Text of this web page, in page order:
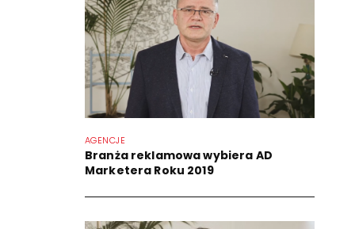
AGENCJE
Branża reklamowa wybiera AD
Marketera Roku 2019